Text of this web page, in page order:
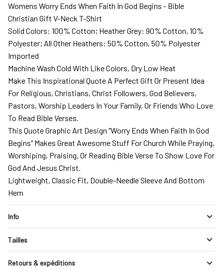
Womens Worry Ends When Faith In God Begins - Bible
Christian Gift V-Neck T-Shirt
Solid Colors: 100% Cotton; Heather Grey: 90% Cotton, 10%
Polyester; All Other Heathers: 50% Cotton, 50% Polyester
Imported
Machine Wash Cold With Like Colors, Dry Low Heat
Make This Inspirational Quote A Perfect Gift Or Present Idea
For Religious, Christians, Christ Followers, God Believers,
Pastors, Worship Leaders In Your Family, Or Friends Who Love
To Read Bible Verses.
This Quote Graphic Art Design "Worry Ends When Faith In God
Begins" Makes Great Awesome Stuff For Church While Praying,
Worshiping, Praising, Or Reading Bible Verse To Show Love For
God And Jesus Christ.
Lightweight, Classic Fit, Double-Needle Sleeve And Bottom
Hem
Info
Tailles
Retours & expéditions